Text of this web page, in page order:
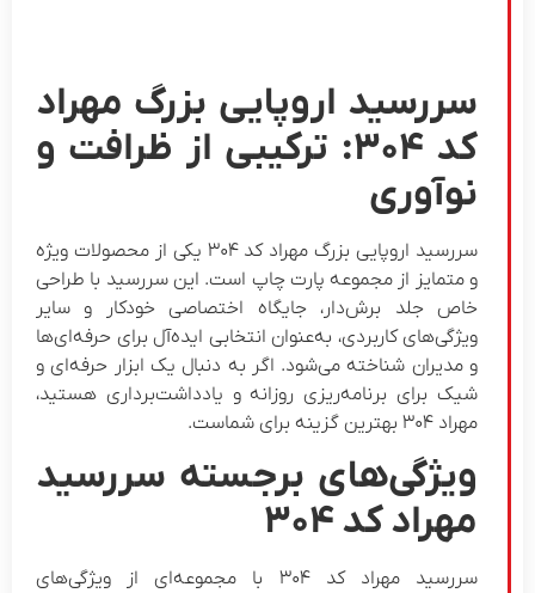
سررسید اروپایی بزرگ مهراد
کد ۳۰۴: ترکیبی از ظرافت و
نوآوری
سررسید اروپایی بزرگ مهراد کد ۳۰۴ یکی از محصولات ویژه
و متمایز از مجموعه پارت چاپ است. این سررسید با طراحی
خاص جلد برش‌دار، جایگاه اختصاصی خودکار و سایر
ویژگی‌های کاربردی، به‌عنوان انتخابی ایده‌آل برای حرفه‌ای‌ها
و مدیران شناخته می‌شود. اگر به دنبال یک ابزار حرفه‌ای و
شیک برای برنامه‌ریزی روزانه و یادداشت‌برداری هستید،
مهراد ۳۰۴ بهترین گزینه برای شماست.
ویژگی‌های برجسته سررسید
مهراد کد ۳۰۴
سررسید مهراد کد ۳۰۴ با مجموعه‌ای از ویژگی‌های